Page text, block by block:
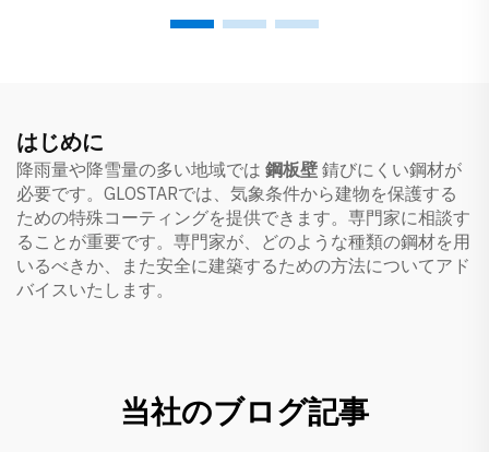
はじめに
降雨量や降雪量の多い地域では 鋼板壁 錆びにくい鋼材が
必要です。GLOSTARでは、気象条件から建物を保護する
ための特殊コーティングを提供できます。専門家に相談す
ることが重要です。専門家が、どのような種類の鋼材を用
いるべきか、また安全に建築するための方法についてアド
バイスいたします。
当社のブログ記事